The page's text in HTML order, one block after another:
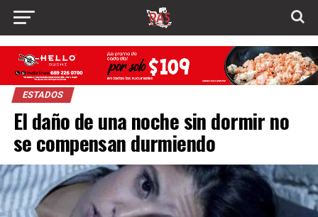
ESTADOS
El daño de una noche sin dormir no
se compensan durmiendo